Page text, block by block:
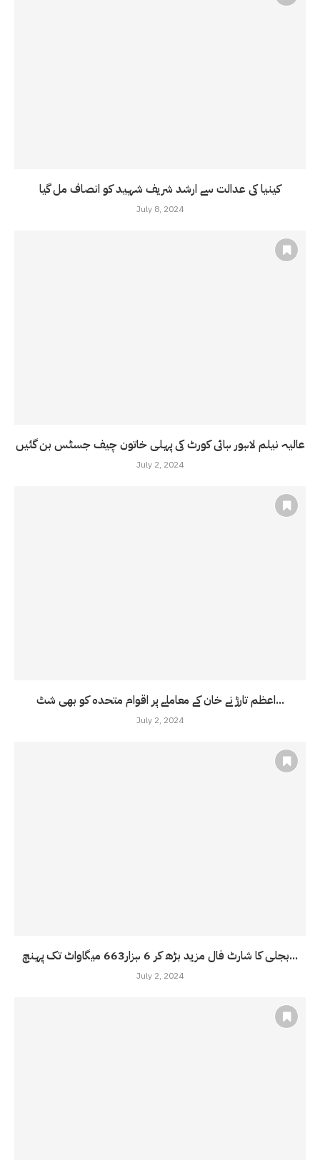
کینیا کی عدالت سے ارشد شریف شہید کو انصاف مل گیا
July 8, 2024
عالیہ نیلم لاہور ہائی کورٹ کی پہلی خاتون چیف جسٹس بن گئیں
July 2, 2024
اعظم تارڑ نے خان کے معاملے پر اقوام متحدہ کو بھی شٹ...
July 2, 2024
بجلی کا شارٹ فال مزید بڑھ کر 6 ہزار663 میگاواٹ تک پہنچ...
July 2, 2024